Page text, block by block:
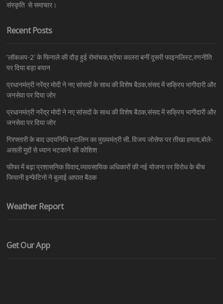
संस्कृति से समाचार।
Recent Posts
‘लॉकअप-2’ के फिनाले की दौड़ हुई रोमांचक,श्रेया कालरा बनीं दूसरी फाइनलिस्ट,रणनीति
पर दिया बड़ा बयान
प्रधानमंत्री नरेंद्र मोदी ने नए सांसदों के साथ की विशेष बैठक,संसद में सक्रिय भागीदारी और
जनसेवा पर दिया जोर
प्रधानमंत्री नरेंद्र मोदी ने नए सांसदों के साथ की विशेष बैठक,संसद में सक्रिय भागीदारी और
जनसेवा पर दिया जोर
गिरफ्तारी के बाद उदयनिधि स्टालिन का मुख्यमंत्री सी. विजय जोसेफ पर तीखा हमला,बोले-
असली मुद्दों से ध्यान भटकाने की कोशिश
फीफा में बढ़ा प्रशासनिक विवाद,व्यावसायिक अधिकारों की नई योजना पर विरोध के बीच
जियानी इन्फेंटिनो ने बुलाई आपात बैठक
Weather Report
Get Our App